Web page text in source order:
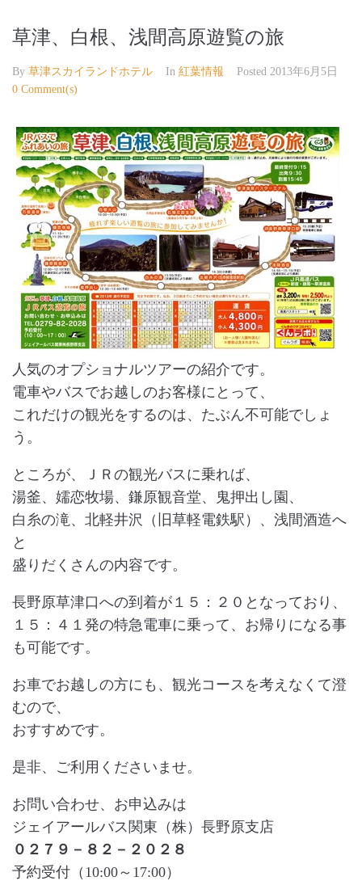
草津、白根、浅間高原遊覧の旅
By 草津スカイランドホテル In 紅葉情報 Posted 2013年6月5日
0 Comment(s)
人気のオプショナルツアーの紹介です。
電車やバスでお越しのお客様にとって、
これだけの観光をするのは、たぶん不可能でしょ
う。
ところが、ＪＲの観光バスに乗れば、
湯釜、嬬恋牧場、鎌原観音堂、鬼押出し園、
白糸の滝、北軽井沢（旧草軽電鉄駅）、浅間酒造へ
と
盛りだくさんの内容です。
長野原草津口への到着が１５：２０となっており、
１５：４１発の特急電車に乗って、お帰りになる事
も可能です。
お車でお越しの方にも、観光コースを考えなくて澄
むので、
おすすめです。
是非、ご利用くださいませ。
お問い合わせ、お申込みは
ジェイアールバス関東（株）長野原支店
０２７９－８２－２０２８
予約受付（10:00～17:00）